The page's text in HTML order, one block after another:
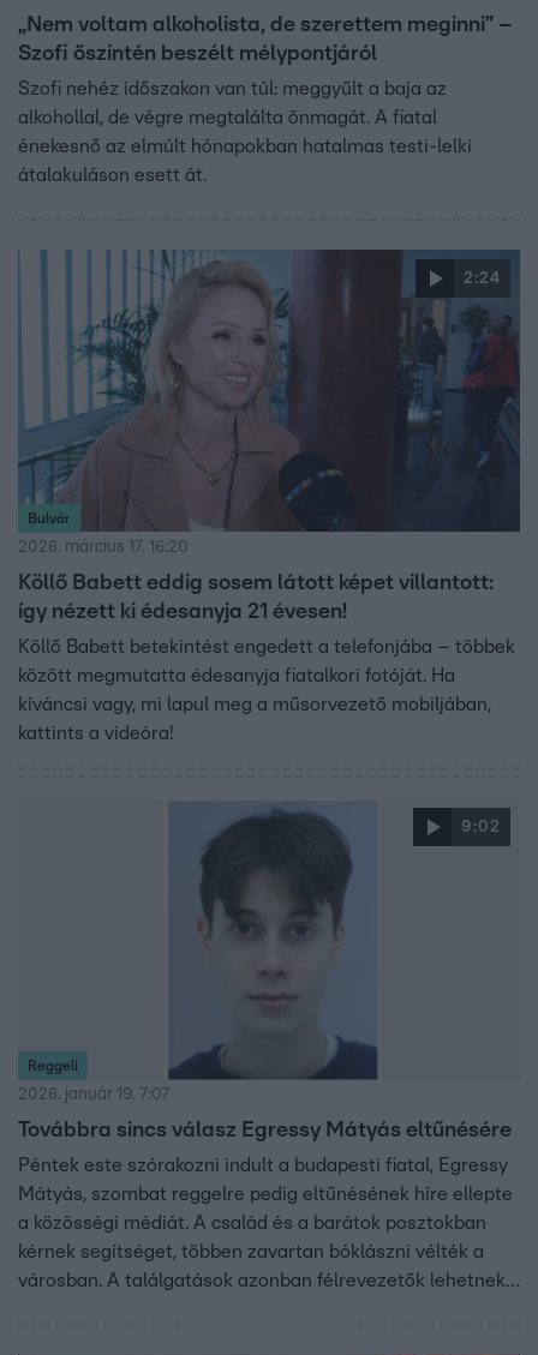
„Nem voltam alkoholista, de szerettem meginni” –
Szofi őszintén beszélt mélypontjáról
Szofi nehéz időszakon van túl: meggyűlt a baja az
alkohollal, de végre megtalálta önmagát. A fiatal
énekesnő az elmúlt hónapokban hatalmas testi-lelki
átalakuláson esett át.
2:24
Bulvár
2026. március 17. 16:20
Köllő Babett eddig sosem látott képet villantott:
így nézett ki édesanyja 21 évesen!
Köllő Babett betekintést engedett a telefonjába – többek
között megmutatta édesanyja fiatalkori fotóját. Ha
kíváncsi vagy, mi lapul meg a műsorvezető mobiljában,
kattints a videóra!
9:02
Reggeli
2026. január 19. 7:07
Továbbra sincs válasz Egressy Mátyás eltűnésére
Péntek este szórakozni indult a budapesti fiatal, Egressy
Mátyás, szombat reggelre pedig eltűnésének híre ellepte
a közösségi médiát. A család és a barátok posztokban
kérnek segítséget, többen zavartan bóklászni vélték a
városban. A találgatások azonban félrevezetők lehetnek: